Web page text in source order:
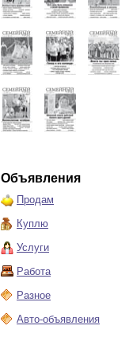
Объявления
Продам
Куплю
Услуги
Работа
Разное
Авто-объявления